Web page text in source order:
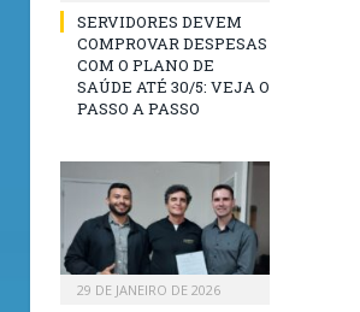
SERVIDORES DEVEM
COMPROVAR DESPESAS
COM O PLANO DE
SAÚDE ATÉ 30/5: VEJA O
PASSO A PASSO
29 DE JANEIRO DE 2026